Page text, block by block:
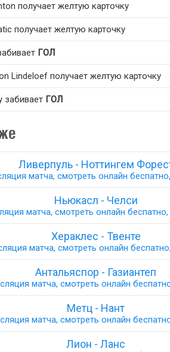
получает желтую карточку
получает желтую карточку
ГОЛ
Lindeloef получает желтую карточку
забивает ГОЛ
Ливерпуль - Ноттингем
матча, смотреть онлайн
Ньюкасл - Челси
матча, смотреть онлайн
Хераклес - Твенте
матча, смотреть онлайн
Антальяспор - Газиантеп
матча, смотреть онлайн
Метц - Нант
матча, смотреть онлайн
Лион - Ланс